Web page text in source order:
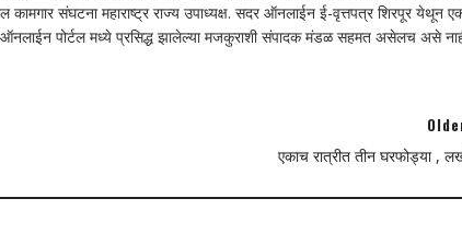
कामगार संघटना महाराष्ट्र राज्य उपाध्यक्ष. सदर ऑनलाईन ई-वृत्तपत्र शिरपूर येथून
ऑनलाईन पोर्टल मध्ये प्रसिद्ध झालेल्या मजकुराशी संपादक मंडळ सहमत असेलच असे
एकाच रात्रीत तीन घरफोड्या ,